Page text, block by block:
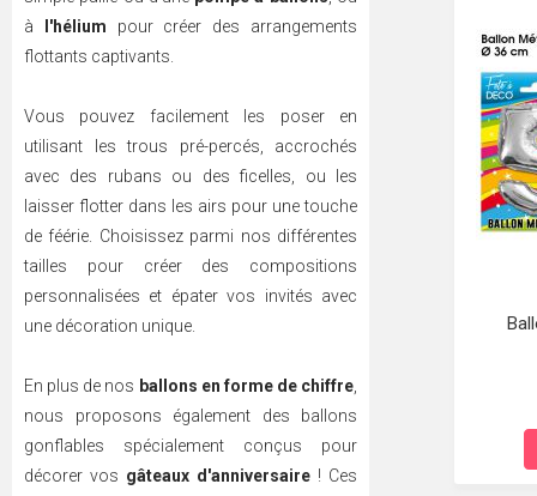
à
l'hélium pour créer des arrangements
flottants captivants.
Vous pouvez facilement les poser en
utilisant les trous pré-percés, accrochés
avec des rubans ou des ficelles, ou les
laisser flotter dans les airs pour une touche
de féérie. Choisissez parmi nos différentes
tailles pour créer des compositions
personnalisées et épater vos invités avec
une décoration unique.
En plus de nos ballons en forme de chiffre
nous proposons également des ballons
gonflables spécialement conçus pour
décorer vos gâteaux d'anniversaire ! Ces